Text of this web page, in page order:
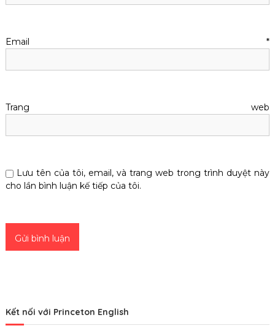
Email*
Trang web
Lưu tên của tôi, email, và trang web trong trình duyệt này
cho lần bình luận kế tiếp của tôi.
Kết nối với Princeton English